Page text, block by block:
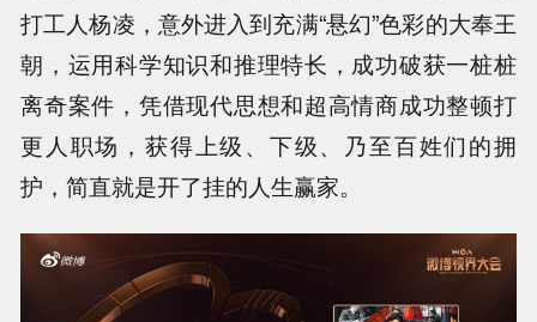
打工人杨凌，意外进入到充满“悬幻”色彩的大奉王
朝，运用科学知识和推理特长，成功破获一桩桩
离奇案件，凭借现代思想和超高情商成功整顿打
更人职场，获得上级、下级、乃至百姓们的拥
护，简直就是开了挂的人生赢家。